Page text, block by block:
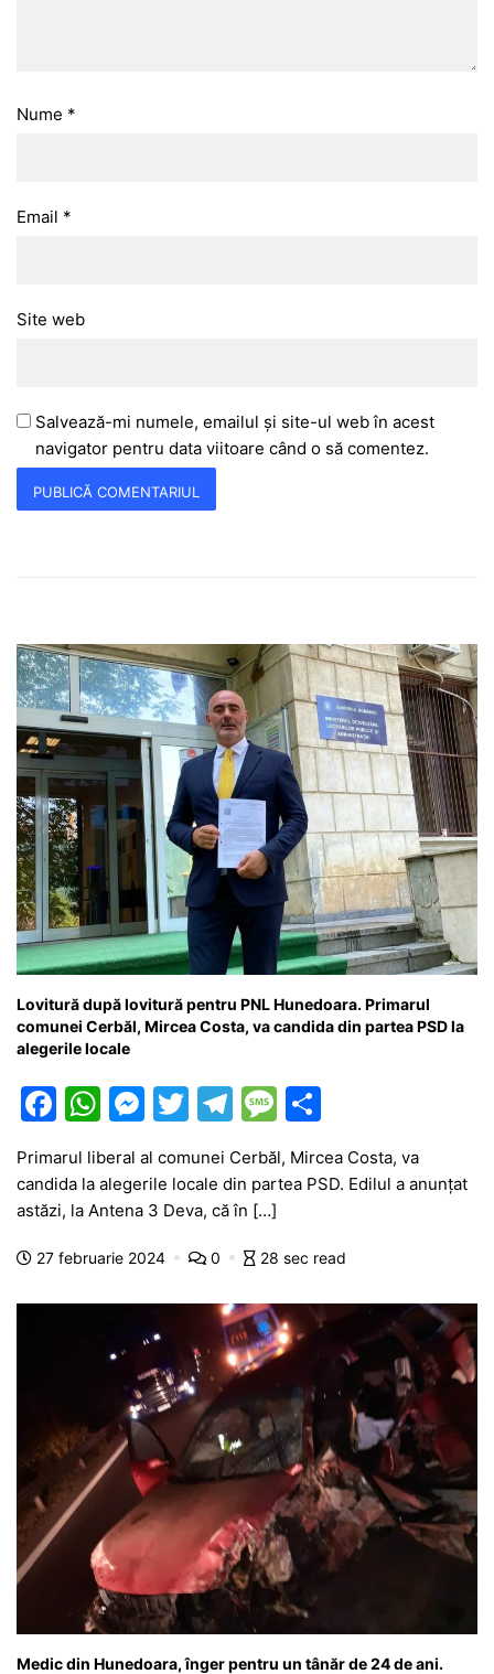
Nume *
Email *
Site web
Salvează-mi numele, emailul și site-ul web în acest
navigator pentru data viitoare când o să comentez.
Lovitură după lovitură pentru PNL Hunedoara. Primarul
comunei Cerbăl, Mircea Costa, va candida din partea PSD la
alegerile locale
F
c
e
b
o
o
W
at
s
A
p
p
M
s
s
e
g
er
T
itt
er
T
e
gr
a
m
M
s
a
g
e
ta
a
z
ă
Primarul liberal al comunei Cerbăl, Mircea Costa, va
candida la alegerile locale din partea PSD. Edilul a anunțat
astăzi, la Antena 3 Deva, că în […]
27 februarie 2024 0 28 sec read
Medic din Hunedoara, înger pentru un tânăr de 24 de ani.